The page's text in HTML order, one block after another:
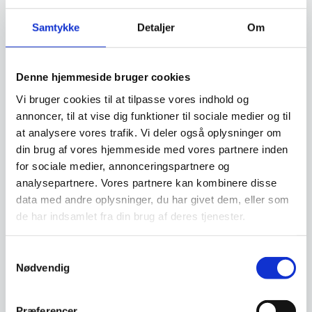
Samtykke Detaljer Om
Denne hjemmeside bruger cookies
Vi bruger cookies til at tilpasse vores indhold og
annoncer, til at vise dig funktioner til sociale medier og til
at analysere vores trafik. Vi deler også oplysninger om
din brug af vores hjemmeside med vores partnere inden
for sociale medier, annonceringspartnere og
analysepartnere. Vores partnere kan kombinere disse
data med andre oplysninger, du har givet dem, eller som
de har indsamlet fra din brug af deres tjenester.
Nødvendig
Vægt:
Letvægtskonstruktion – nem at
Egenskaber:
Stabelbar, UV-resistent, høj
Anvendelse: Restaurant, café, hotelpool,
kantine og private terrasser
Invester i holdbarhed og gæstekomfort. Bestil
dine CAPRI ARM stole i dag og giv dit uderum
et professionelt løft!